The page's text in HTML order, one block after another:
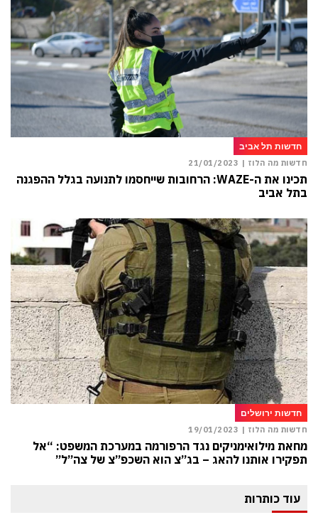
חדשות תל אביב
חדשות מה הלוז | 21/01/2023
תכינו את ה-WAZE: הרחובות שייחסמו לתנועה בגלל ההפגנה
בתל אביב
חדשות ירושלים
חדשות מה הלוז | 19/01/2023
מחאת מילואימניקים נגד הרפורמה במערכת המשפט: “אל
תפקירו אותנו להאג – בג”צ הוא השכפ”צ של צה”ל”
עוד כותרות